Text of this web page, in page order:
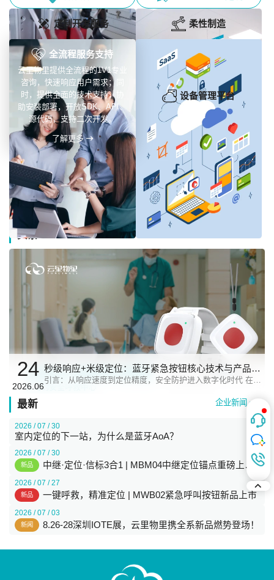
定制开发服务 柔性制造
全流程服务支持
云里物里提供全流程的1V1专业
咨询，快速响应用户需求；同
时，提供全面的技术支持，协
助安装部署，开放SDK、API、
源代码，支持二次开发。
了解更多
设备管理平台
新闻动态
头条
24
2026.06
秒级响应+米级定位：蓝牙紧急按钮核心技术与产品解
析
引言：从响应速度到定位精度，安全防护进入数字化时代 在现
最新 企业新闻
2026 / 07 / 30
室内定位的下一站，为什么是蓝牙AoA？
2026 / 07 / 30
新品
中继·定位·信标3合1 | MBM04中继定位锚点重磅上
2026 / 07 / 27
新品 一键呼救，精准定位 | MWB02紧急呼叫按钮新品上市
2026 / 07 / 03
新闻 8.26-28深圳IOTE展，云里物里携全系新品燃势登场！